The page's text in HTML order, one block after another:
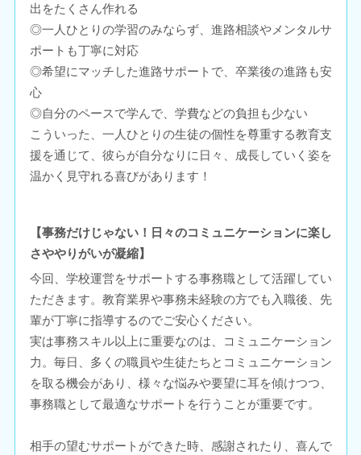
出をたくさん作れる
◎一人ひとりの学習のみならず、進路相談やメンタルサ
ポートも丁寧に対応
◎希望にマッチした進路サポートで、卒業後の進路も安
心
◎自分のペースで学んで、学費などの負担も少ない
こういった、一人ひとりの生徒の個性を尊重する教育支
援を通じて、彼らが自分なりに日々、成長していく姿を
温かく見守れる喜びがあります！
【事務だけじゃない！日々のコミュニケーションに楽し
さややりがいが凝縮】
今回、学校運営をサポートする事務職として活躍してい
ただきます。教育業界や事務未経験の方でも入職後、先
輩が丁寧に指導するのでご安心ください。
実は事務スキル以上に重要なのは、コミュニケーション
力。毎日、多くの職員や生徒たちとコミュニケーション
を取る機会があり、様々な悩みや要望に耳を傾けつつ、
事務職として最適なサポートを行うことが重要です。
相手の望むサポートができた時、感謝されたり、喜んで